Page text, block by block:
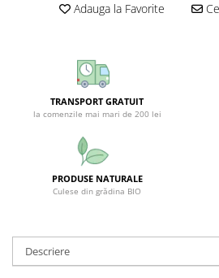
ANTIPARAZITARE
SUPLIMENTE IMUNITATE
COSMETICE FAȚĂ
FOOD SEMINȚE- OLEAGINOASE
ULEIURI
GEMODERIVATE
Adauga la Favorite
TRANSPORT GRATUIT
la comenzile mai mari de 200 lei
PRODUSE NATURALE
Culese din grădina BIO
Descriere